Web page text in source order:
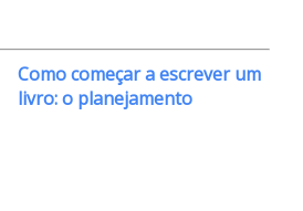
Como começar a escrever um
livro: o planejamento